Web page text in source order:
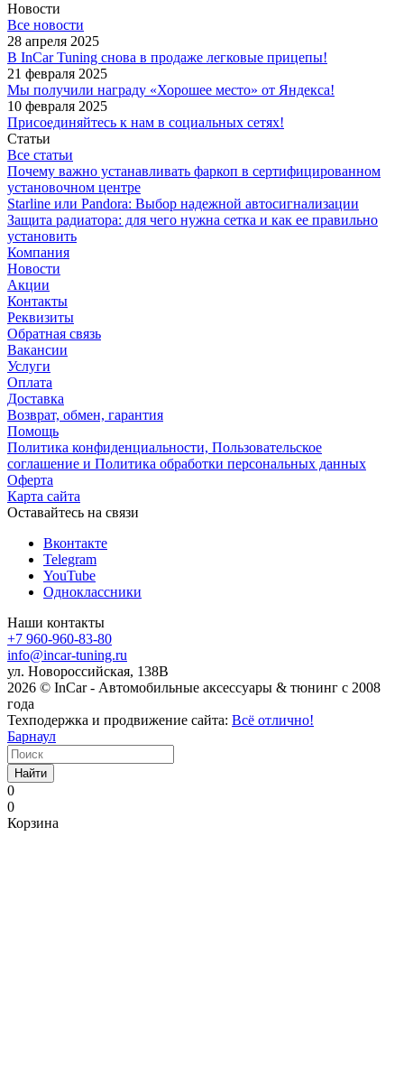
Новости
Все новости
28 апреля 2025
В InCar Tuning снова в продаже легковые прицепы!
21 февраля 2025
Мы получили награду «Хорошее место» от Яндекса!
10 февраля 2025
Присоединяйтесь к нам в социальных сетях!
Статьи
Все статьи
Почему важно устанавливать фаркоп в сертифицированном
установочном центре
Starline или Pandora: Выбор надежной автосигнализации
Защита радиатора: для чего нужна сетка и как ее правильно
установить
Компания
Новости
Акции
Контакты
Реквизиты
Обратная связь
Вакансии
Услуги
Оплата
Доставка
Возврат, обмен, гарантия
Помощь
Политика конфиденциальности, Пользовательское
соглашение и Политика обработки персональных данных
Оферта
Карта сайта
Оставайтесь на связи
Вконтакте
Telegram
YouTube
Одноклассники
Наши контакты
+7 960-960-83-80
info@incar-tuning.ru
ул. Новороссийская, 138В
2026 © InCar - Автомобильные аксессуары & тюнинг с 2008
года
Техподержка и продвижение сайта: Всё отлично!
Барнаул
Найти
0
0
Корзина